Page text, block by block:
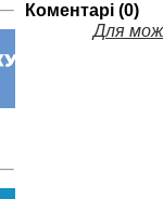
Коментарі (0)
Для